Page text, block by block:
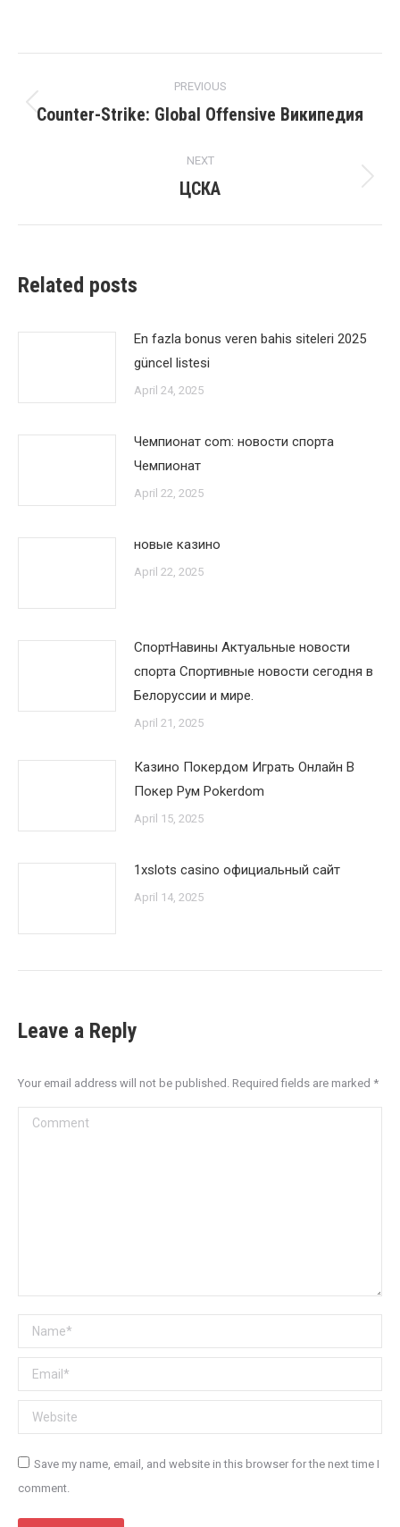
navigation
PREVIOUS
Previous
Counter-Strike: Global Offensive Википедия
NEXT
Next
ЦСКА
Related posts
En fazla bonus veren bahis siteleri 2025
güncel listesi
April 24, 2025
Чемпионат com: новости спорта
Чемпионат
April 22, 2025
новые казино
April 22, 2025
СпортНавины Актуальные новости
спорта Спортивные новости сегодня в
Белоруссии и мире.
April 21, 2025
Казино Покердом Играть Онлайн В
Покер Рум Pokerdom
April 15, 2025
1xslots casino официальный сайт
April 14, 2025
Leave a Reply
Your email address will not be published. Required fields are marked *
Comment
Name *
Email *
Website
Save my name, email, and website in this browser for the next time I
comment.